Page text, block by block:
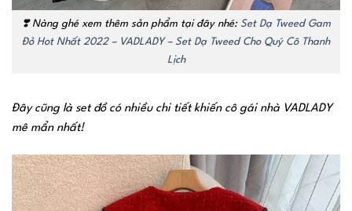
❣️ Nàng ghé xem thêm sản phẩm tại đây nhé: Set Dạ Tweed Gam
Đỏ Hot Nhất 2022 – VADLADY – Set Dạ Tweed Cho Quý Cô Thanh
Lịch
Đây cũng là set đồ có nhiều chi tiết khiến cô gái nhà VADLADY
mê mẩn nhất!